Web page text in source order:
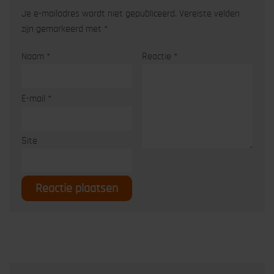
Je e-mailadres wordt niet gepubliceerd. Vereiste velden
zijn gemarkeerd met *
Reactie *
Naam *
E-mail *
Site